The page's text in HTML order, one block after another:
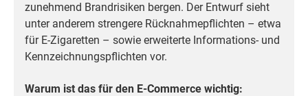
zunehmend Brandrisiken bergen. Der Entwurf sieht
unter anderem strengere Rücknahmepflichten – etwa
für E-Zigaretten – sowie erweiterte Informations- und
Kennzeichnungspflichten vor.
Warum ist das für den E-Commerce wichtig: